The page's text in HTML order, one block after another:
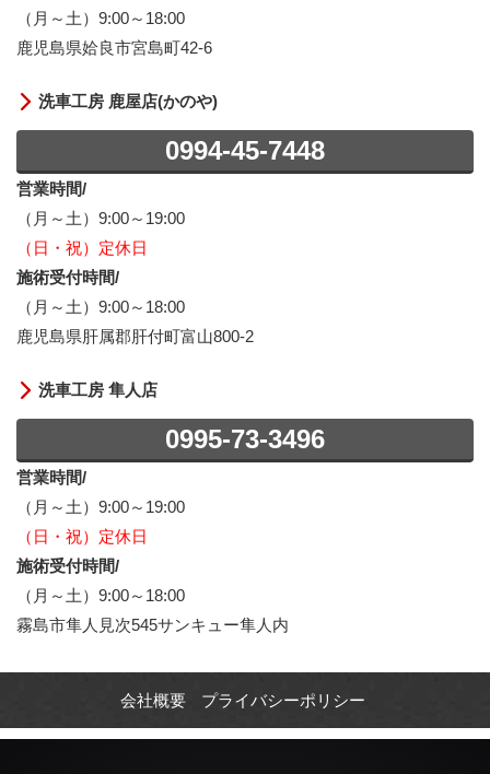
（月～土）9:00～18:00
鹿児島県姶良市宮島町42-6
洗車工房 鹿屋店(かのや)
0994-45-7448
営業時間/
（月～土）9:00～19:00
（日・祝）定休日
施術受付時間/
（月～土）9:00～18:00
鹿児島県肝属郡肝付町富山800-2
洗車工房 隼人店
0995-73-3496
営業時間/
（月～土）9:00～19:00
（日・祝）定休日
施術受付時間/
（月～土）9:00～18:00
霧島市隼人見次545サンキュー隼人内
会社概要 プライバシーポリシー